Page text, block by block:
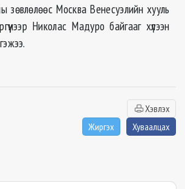
Москва Венесуэлийн хууль
Николас Мадуро байгааг хүлээн
Хэвлэх
Жиргэх
Хуваалцах